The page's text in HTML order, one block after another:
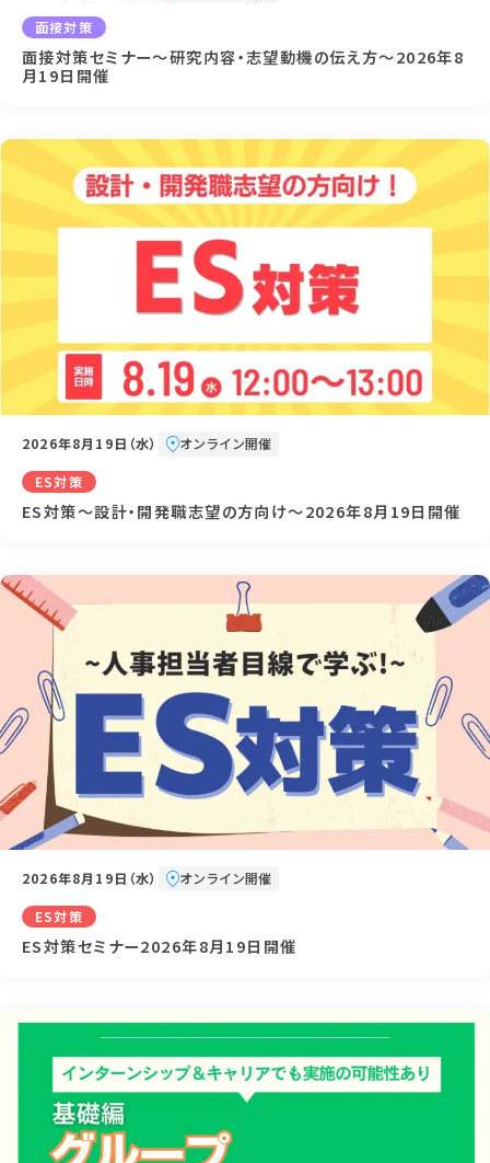
面接対策
面接対策セミナー～研究内容・志望動機の伝え方～2026年8
月19日開催
2026年8月19日（水） オンライン開催
ES対策
ES対策～設計・開発職志望の方向け～2026年8月19日開催
2026年8月19日（水） オンライン開催
ES対策
ES対策セミナー2026年8月19日開催